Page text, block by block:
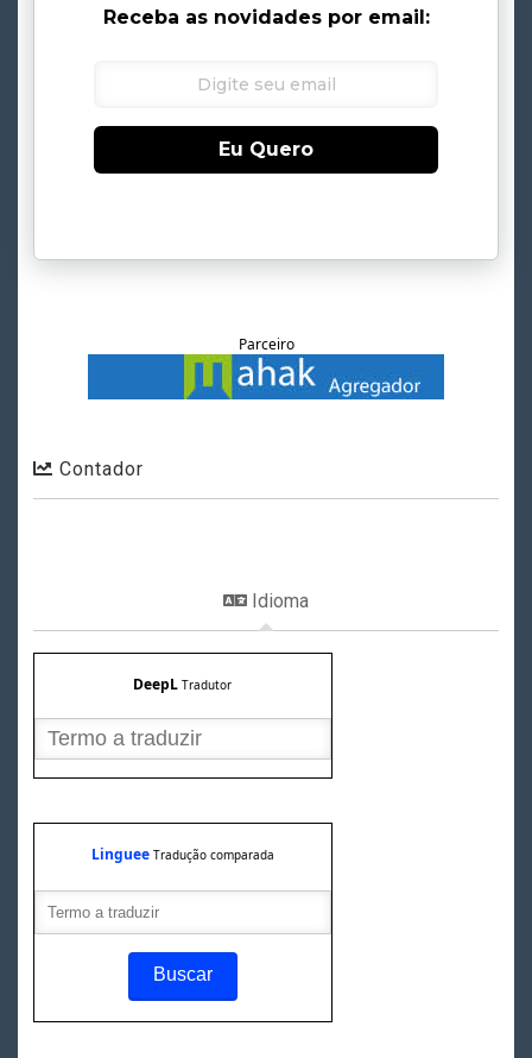
Receba as novidades por email:
Eu Quero
Parceiro
Contador
Idioma
DeepL Tradutor
Linguee Tradução comparada